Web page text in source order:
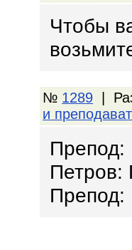
Чтобы
№ 1289 |
и
Препод:
Петров:
Препод: